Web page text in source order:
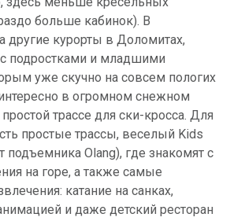
больше кабинок). В
другие курорты в Доломитах,
подростками и младшими
уже скучно на совсем пологих
в огромном снежном
трассе для ски-кросса. Для
простые трассы, веселый Kids
подъемника Olang), где знакомят с
на горе, а также самые
катание на санках,
и даже детский ресторан